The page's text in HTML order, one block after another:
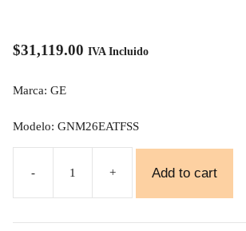
$31,119.00 IVA Incluido
Marca: GE
Modelo: GNM26EATFSS
-
+ Add to cart